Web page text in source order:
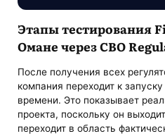
Этапы тестирования
Омане через CBO
После получения всех
компания переходит к
времени. Это показывает
проекта, поскольку он
переходит в область